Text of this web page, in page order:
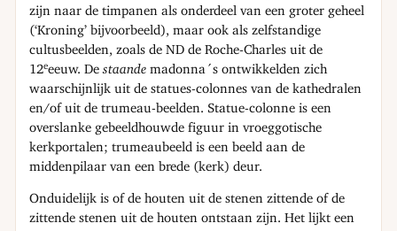
zijn naar de timpanen als onderdeel van een groter geheel
(‘Kroning’ bijvoorbeeld), maar ook als zelfstandige
cultusbeelden, zoals de ND de Roche-Charles uit de
12eeeuw. Destaande madonna´s ontwikkelden zich
waarschijnlijk uit de statues-colonnes van de kathedralen
en/of uit de trumeau-beelden. Statue-colonne is een
overslanke gebeeldhouwde figuur in vroeggotische
kerkportalen; trumeaubeeld is een beeld aan de
middenpilaar van een brede (kerk) deur.
Onduidelijk is of de houten uit de stenen zittende of de
zittende stenen uit de houten ontstaan zijn. Het lijkt een